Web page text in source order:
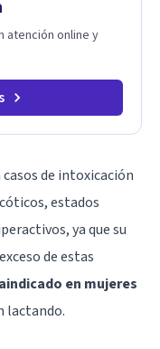
atención online y
de intoxicación
estados
ya que su
de estas
en mujeres
lactando.